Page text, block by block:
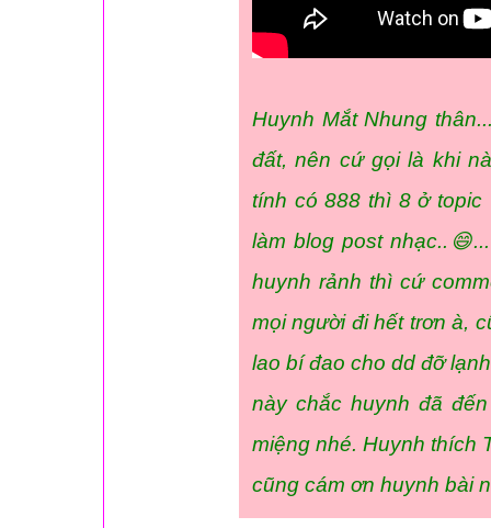
Huynh Mắt Nhung
đất, nên cứ gọi là khi
tính có 888 thì 8 ở topic
làm blog post
huynh rảnh thì cứ
mọi người đi hết trơn à,
lao bí đao cho dd đỡ
này chắc huynh đã
miệng nhé. Huynh thích
cũng cám ơn huynh bài